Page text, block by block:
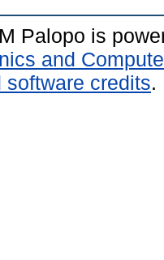
Palopo is
and
software credits.